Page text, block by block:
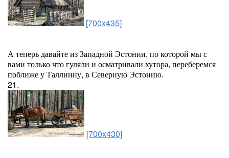
[700x435]
А теперь давайте из Западной Эстонии, по которой мы с
вами только что гуляли и осматривали хутора, переберемся
поближе у Таллинну, в Северную Эстонию.
21.
[700x430]